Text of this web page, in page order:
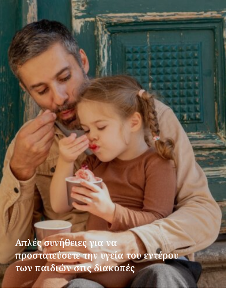
Απλές συνήθειες για να
προστατεύσετε την υγεία του εντέρου
των παιδιών στις διακοπές